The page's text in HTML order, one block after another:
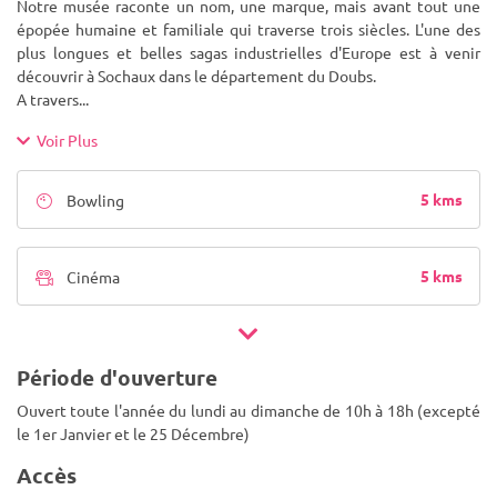
Notre musée raconte un nom, une marque, mais avant tout une
épopée humaine et familiale qui traverse trois siècles. L'une des
plus longues et belles sagas industrielles d'Europe est à venir
découvrir à Sochaux dans le département du Doubs.
A travers...
Voir Plus
Bowling 5 kms
Cinéma 5 kms
Période d'ouverture
Ouvert toute l'année du lundi au dimanche de 10h à 18h (excepté
le 1er Janvier et le 25 Décembre)
Accès